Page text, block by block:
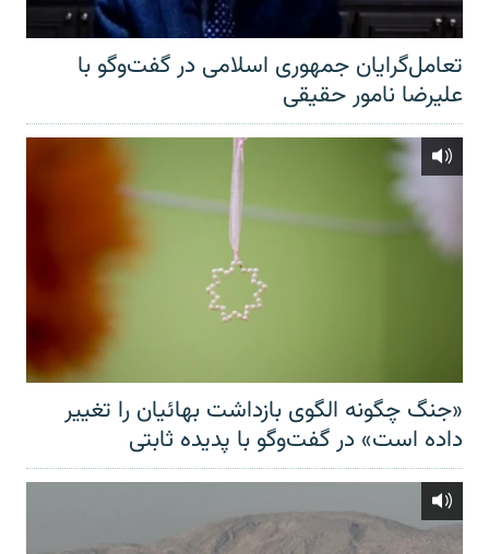
تعامل‌گرایان جمهوری اسلامی در گفت‌وگو با
علیرضا نامور حقیقی
«جنگ چگونه الگوی بازداشت بهائیان را تغییر
داده است» در گفت‌وگو با پدیده ثابتی